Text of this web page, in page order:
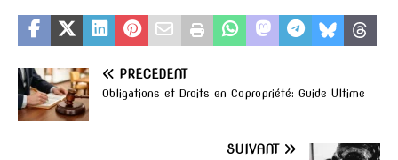
PRÉCÉDENT
Obligations et Droits en Copropriété: Guide Ultime
SUIVANT